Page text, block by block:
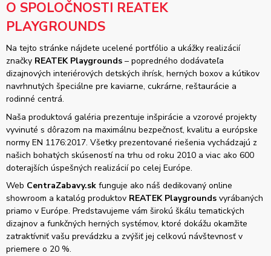
O SPOLOČNOSTI REATEK
PLAYGROUNDS
Na tejto stránke nájdete ucelené portfólio a ukážky realizácií
značky REATEK Playgrounds – popredného dodávateľa
dizajnových interiérových detských ihrísk, herných boxov a kútikov
navrhnutých špeciálne pre kaviarne, cukrárne, reštaurácie a
rodinné centrá.
Naša produktová galéria prezentuje inšpirácie a vzorové projekty
vyvinuté s dôrazom na maximálnu bezpečnosť, kvalitu a európske
normy EN 1176:2017. Všetky prezentované riešenia vychádzajú z
našich bohatých skúseností na trhu od roku 2010 a viac ako 600
doterajších úspešných realizácií po celej Európe.
Web CentraZabavy.sk funguje ako náš dedikovaný online
showroom a katalóg produktov REATEK Playgrounds vyrábaných
priamo v Európe. Predstavujeme vám širokú škálu tematických
dizajnov a funkčných herných systémov, ktoré dokážu okamžite
zatraktívniť vašu prevádzku a zvýšiť jej celkovú návštevnosť v
priemere o 20 %.